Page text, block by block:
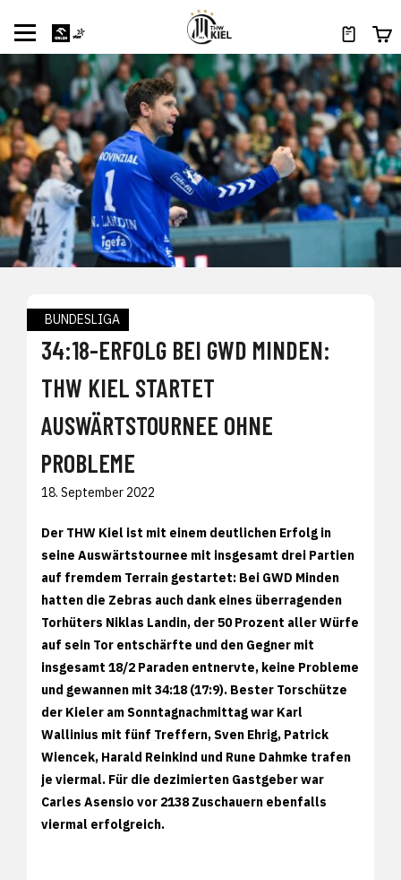
BUNDESLIGA
34:18-ERFOLG BEI GWD MINDEN:
THW KIEL STARTET
AUSWÄRTSTOURNEE OHNE
PROBLEME
18. September 2022
Der THW Kiel ist mit einem deutlichen Erfolg in
seine Auswärtstournee mit insgesamt drei Partien
auf fremdem Terrain gestartet: Bei GWD Minden
hatten die Zebras auch dank eines überragenden
Torhüters Niklas Landin, der 50 Prozent aller Würfe
auf sein Tor entschärfte und den Gegner mit
insgesamt 18/2 Paraden entnervte, keine Probleme
und gewannen mit 34:18 (17:9). Bester Torschütze
der Kieler am Sonntagnachmittag war Karl
Wallinius mit fünf Treffern, Sven Ehrig, Patrick
Wiencek, Harald Reinkind und Rune Dahmke trafen
je viermal. Für die dezimierten Gastgeber war
Carles Asensio vor 2138 Zuschauern ebenfalls
viermal erfolgreich.